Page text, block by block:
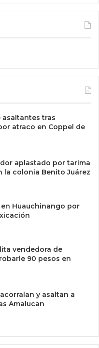
asaltantes tras
atraco en Coppel de
aplastado por tarima
la colonia Benito Juárez
Huauchinango por
vendedora de
90 pesos en
y asaltan a
Amalucan